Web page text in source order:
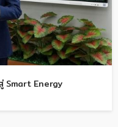
Smart Energy